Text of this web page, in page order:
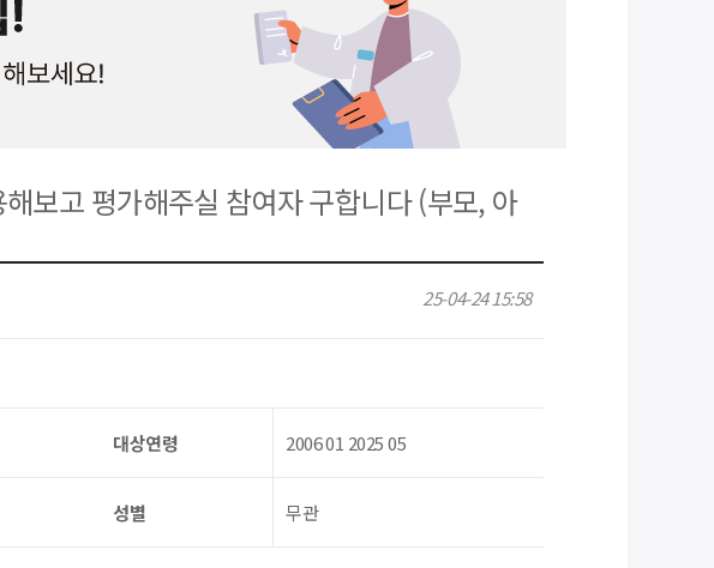
보고 평가해주실 참여자 구합니다 (부모, 아
25-04-24 15:58
대상연령 2006 01 2025 05
성별 무관